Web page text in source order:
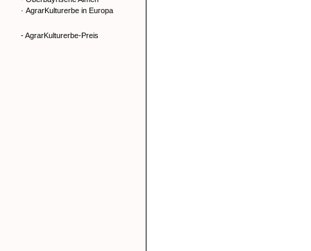
· AgrarKulturerbe in Europa
- AgrarKulturerbe-Preis